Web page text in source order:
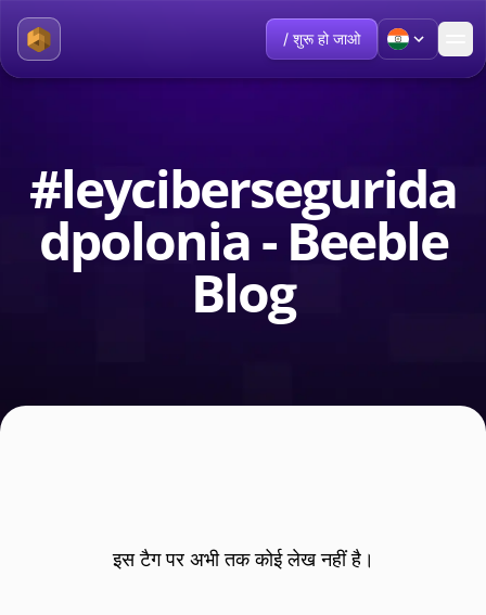
/ शुरू हो जाओ
#leycibersegurida
dpolonia - Beeble
Blog
इस टैग पर अभी तक कोई लेख नहीं है।